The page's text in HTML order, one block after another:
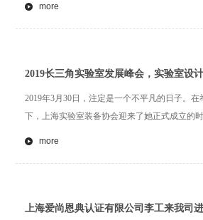
more
2019长三角实验室发展峰会，实验室设
球总裁David J. Sutton合影
2019年3月30日，注定是一个不平凡的日子。在
下，上海实验室装备协会迎来了她正式成立的
more
上海爱尚恩典认证有限公司李工来我司